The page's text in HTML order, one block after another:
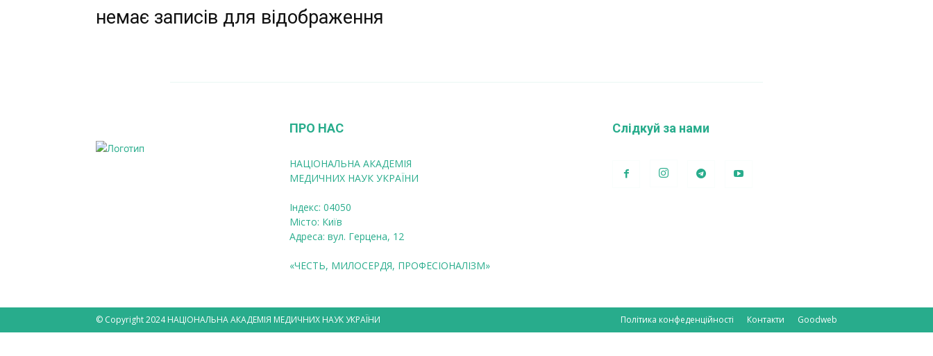
немає записів для відображення
ПРО НАС
НАЦІОНАЛЬНА АКАДЕМІЯ
МЕДИЧНИХ НАУК УКРАЇНИ
Індекс: 04050
Місто: Київ
Адреса: вул. Герцена, 12
«ЧЕСТЬ, МИЛОСЕРДЯ, ПРОФЕСІОНАЛІЗМ»
Слідкуй за нами
Політика конфеденційності Контакти Goodweb
© Copyright 2024 НАЦІОНАЛЬНА АКАДЕМІЯ МЕДИЧНИХ НАУК УКРАЇНИ